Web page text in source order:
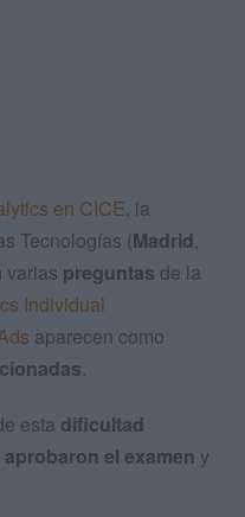
en CICE, la
Tecnologías (Madrid,
varias preguntas de la
Individual
aparecen como
.
esta dificultad
el examen y